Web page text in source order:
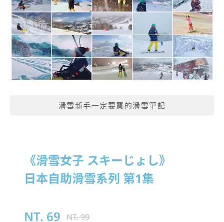
滑雪新手一定要買的滑雪筆記